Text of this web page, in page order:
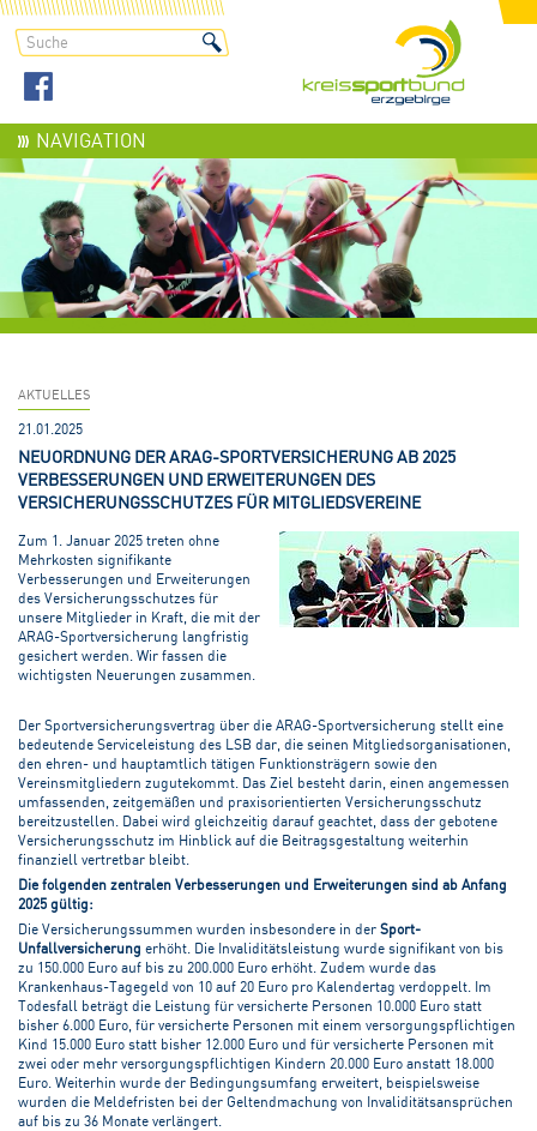
NAVIGATION
AKTUELLES
21.01.2025
NEUORDNUNG DER ARAG-SPORTVERSICHERUNG AB 2025
VERBESSERUNGEN UND ERWEITERUNGEN DES
VERSICHERUNGSSCHUTZES FÜR MITGLIEDSVEREINE
Zum 1. Januar 2025 treten ohne
Mehrkosten signifikante
Verbesserungen und Erweiterungen
des Versicherungsschutzes für
unsere Mitglieder in Kraft, die mit der
ARAG-Sportversicherung langfristig
gesichert werden. Wir fassen die
wichtigsten Neuerungen zusammen.
Der Sportversicherungsvertrag über die ARAG-Sportversicherung stellt eine
bedeutende Serviceleistung des LSB dar, die seinen Mitgliedsorganisationen,
den ehren- und hauptamtlich tätigen Funktionsträgern sowie den
Vereinsmitgliedern zugutekommt. Das Ziel besteht darin, einen angemessen
umfassenden, zeitgemäßen und praxisorientierten Versicherungsschutz
bereitzustellen. Dabei wird gleichzeitig darauf geachtet, dass der gebotene
Versicherungsschutz im Hinblick auf die Beitragsgestaltung weiterhin
finanziell vertretbar bleibt.
Die folgenden zentralen Verbesserungen und Erweiterungen sind ab Anfang
2025 gültig:
Die Versicherungssummen wurden insbesondere in der Sport-
Unfallversicherung erhöht. Die Invaliditätsleistung wurde signifikant von bis
zu 150.000 Euro auf bis zu 200.000 Euro erhöht. Zudem wurde das
Krankenhaus-Tagegeld von 10 auf 20 Euro pro Kalendertag verdoppelt. Im
Todesfall beträgt die Leistung für versicherte Personen 10.000 Euro statt
bisher 6.000 Euro, für versicherte Personen mit einem versorgungspflichtigen
Kind 15.000 Euro statt bisher 12.000 Euro und für versicherte Personen mit
zwei oder mehr versorgungspflichtigen Kindern 20.000 Euro anstatt 18.000
Euro. Weiterhin wurde der Bedingungsumfang erweitert, beispielsweise
wurden die Meldefristen bei der Geltendmachung von Invaliditätsansprüchen
auf bis zu 36 Monate verlängert.